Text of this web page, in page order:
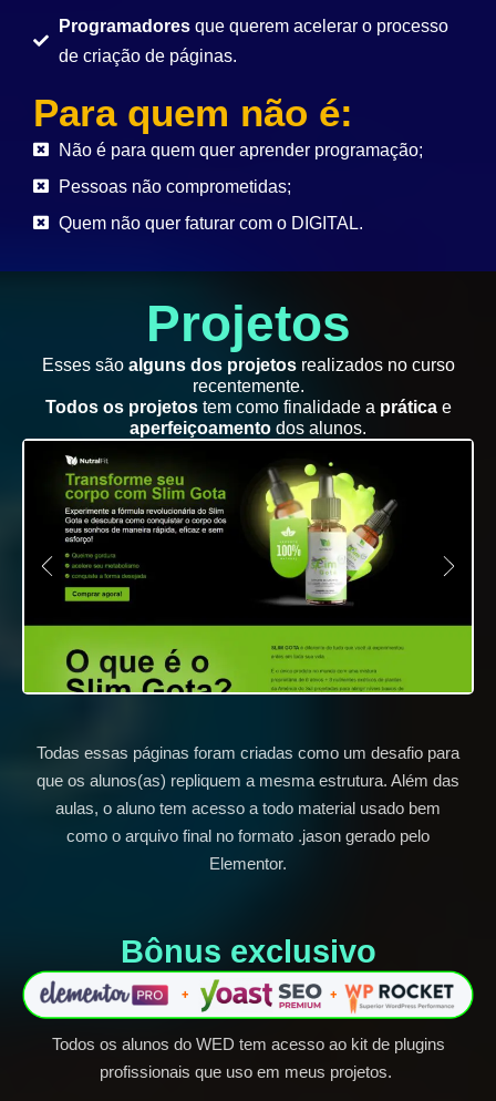
Programadores que querem acelerar o processo
de criação de páginas.
Para quem não é:
Não é para quem quer aprender programação;
Pessoas não comprometidas;
Quem não quer faturar com o DIGITAL.
Projetos
Esses sãoalguns dos projetosrealizados no curso
recentemente.
Todos os projetos tem como finalidade a prática e
aperfeiçoamento dos alunos.
Todas essas páginas foram criadas como um desafio para
que os alunos(as) repliquem a mesma estrutura. Além das
aulas, o aluno tem acesso a todo material usado bem
como o arquivo final no formato .jason gerado pelo
Elementor.
Bônus exclusivo​
Todos os alunos do WED tem acesso ao kit de plugins
profissionais que uso em meus projetos.